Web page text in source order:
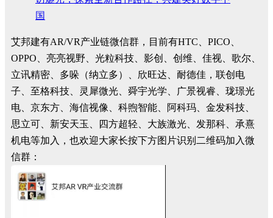
国
艾邦建有AR/VR产业链微信群，目前有HTC、PICO、
OPPO、亮亮视野、光粒科技、影创、创维、佳视、歌尔、
立讯精密、多哚（纳立多）、欣旺达、耐德佳，联创电
子、至格科技、灵犀微光、舜宇光学、广景视睿、珑璟光
电、京东方、海信视像、科煦智能、阿科玛、金发科技、
思立可、新安天玉、四方超轻、大族激光、发那科、承熹
机电等加入，也欢迎大家长按下方图片识别二维码加入微
信群：